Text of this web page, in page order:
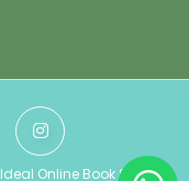
Ideal Online Book Store